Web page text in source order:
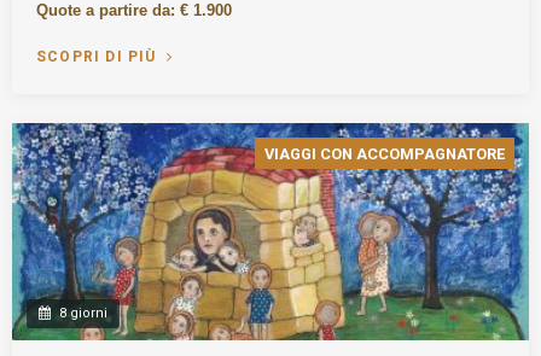
Quote a partire da: € 1.900
SCOPRI DI PIÙ
VIAGGI CON ACCOMPAGNATORE
8 giorni